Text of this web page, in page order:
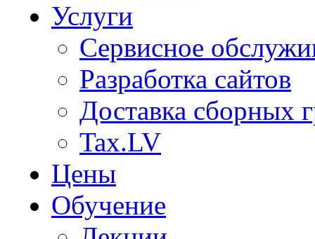
Услуги
Сервисное
Разработка сайтов
Доставка сборных
Tax.LV
Цены
Обучение